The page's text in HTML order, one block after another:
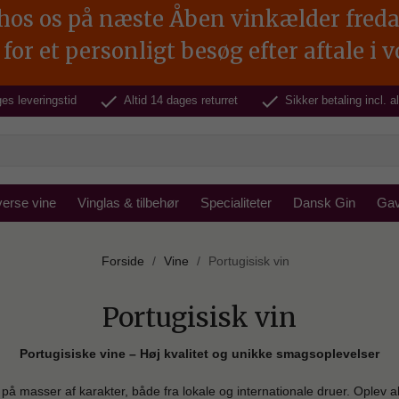
os på næste Åben vinkælder
for et personligt besøg efter aftale i
leveringstid check Altid 14 dages returret check Sikker betaling incl.
vine Vinglas & tilbehør Specialiteter Dansk Gin
Forside Vine Portugisisk vin
Portugisisk vin
Portugisiske vine – Høj kvalitet og unikke smagsoplevelser
masser af karakter, både fra lokale og internationale druer. Oplev